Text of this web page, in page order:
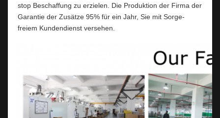
stop Beschaffung zu erzielen. Die Produktion der Firma der
Garantie der Zusätze 95% für ein Jahr, Sie mit Sorge-
freiem Kundendienst versehen.